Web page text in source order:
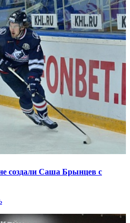
создали Саша Брынцев с